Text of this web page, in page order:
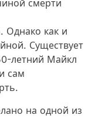
смерти
Однако как и
Существует
летний Майкл
сам
на одной из